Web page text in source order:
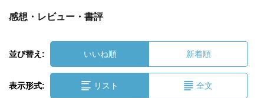
感想・レビュー・書評
並び替え: いいね順 新着順
表示形式: リスト 全文